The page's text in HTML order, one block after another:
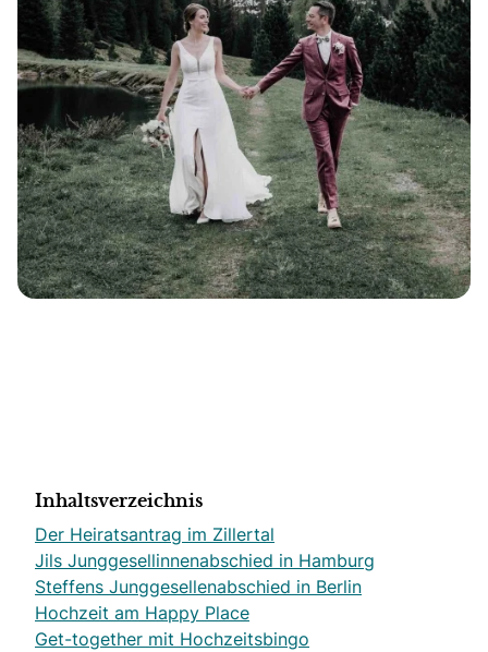
Inhaltsverzeichnis
Der Heiratsantrag im Zillertal
Jils Junggesellinnenabschied in Hamburg
Steffens Junggesellenabschied in Berlin
Hochzeit am Happy Place
Get-together mit Hochzeitsbingo